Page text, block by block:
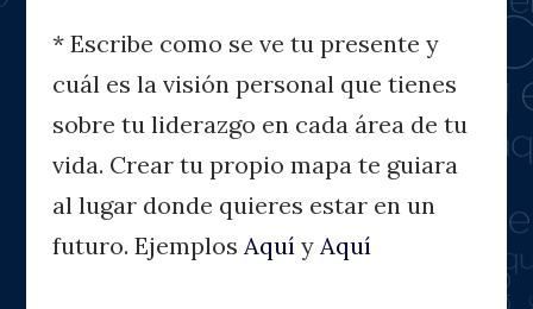
* Escribe como se ve tu presente y
cuál es la visión personal que tienes
sobre tu liderazgo en cada área de tu
vida. Crear tu propio mapa te guiara
al lugar donde quieres estar en un
futuro. Ejemplos Aquí y Aquí